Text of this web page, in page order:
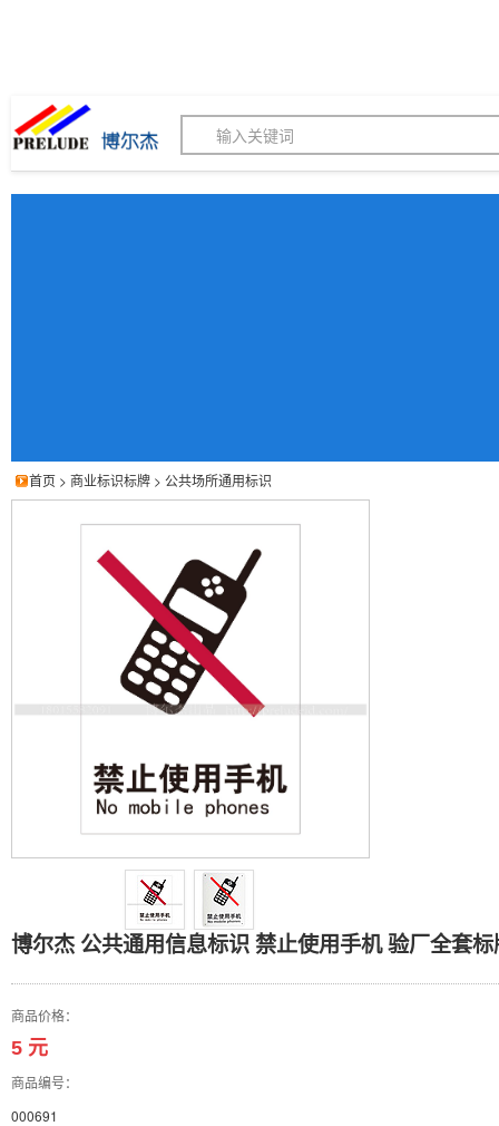
博尔杰PTS - 工业标识解
首页 > 商业标识标牌 > 公共场所通用标识
博尔杰 公共通用信息标
博尔杰 公共通用信息标识 禁止使用手机 验厂全套
商品价格：
5 元
商品编号：
000691